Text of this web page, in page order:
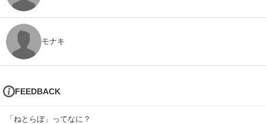
モナキ
FEEDBACK
「ねとらぼ」ってなに？